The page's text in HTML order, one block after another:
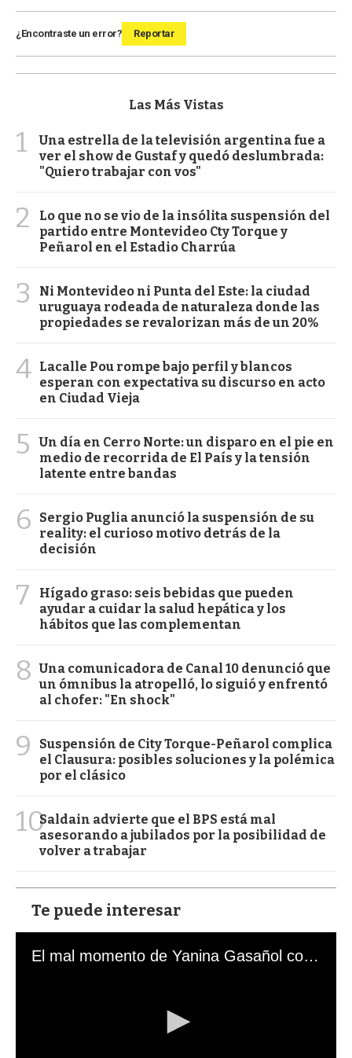
¿Encontraste un error? Reportar
Las Más Vistas
1
Una estrella de la televisión argentina fue a
ver el show de Gustaf y quedó deslumbrada:
"Quiero trabajar con vos"
2
Lo que no se vio de la insólita suspensión del
partido entre Montevideo Cty Torque y
Peñarol en el Estadio Charrúa
3
Ni Montevideo ni Punta del Este: la ciudad
uruguaya rodeada de naturaleza donde las
propiedades se revalorizan más de un 20%
4 Lacalle Pou rompe bajo perfil y blancos
esperan con expectativa su discurso en acto
en Ciudad Vieja
5
Un día en Cerro Norte: un disparo en el pie en
medio de recorrida de El País y la tensión
latente entre bandas
6
Sergio Puglia anunció la suspensión de su
reality: el curioso motivo detrás de la
decisión
7
Hígado graso: seis bebidas que pueden
ayudar a cuidar la salud hepática y los
hábitos que las complementan
8 Una comunicadora de Canal 10 denunció que
un ómnibus la atropelló, lo siguió y enfrentó
al chofer: "En shock"
9
Suspensión de City Torque-Peñarol complica
el Clausura: posibles soluciones y la polémica
por el clásico
10Saldain advierte que el BPS está mal
asesorando a jubilados por la posibilidad de
volver a trabajar
Te puede interesar
El mal momento de Yanina Gasañol con un hincha argentino en "Subrayado"